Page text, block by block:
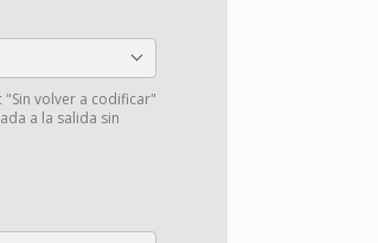
volver a codificar"
a la salida sin